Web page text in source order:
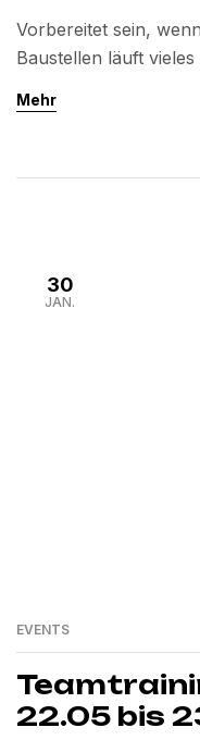
Vorbereitet sein,
Baustellen läuft
Kreislaufprobleme in
Mehr
30
JAN.
EVENTS
22.05 bis